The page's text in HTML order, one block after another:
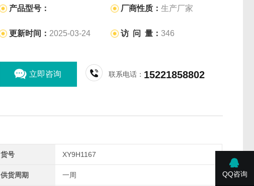
产品型号： 厂商性质：生产厂家
更新时间： 2025-03-24 访 问 量：346
立即咨询 联系电话： 15221858802
货号 XY9H1167
供货周期 一周 QQ咨询